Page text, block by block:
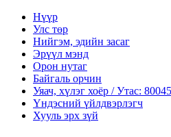
Нүүр
Улс төр
Нийгэм, эдийн засаг
Эрүүл мэнд
Орон нутаг
Байгаль орчин
Уяач, хүлэг хоёр / Утас:
Үндэсний үйлдвэрлэгч
Хууль эрх зүй